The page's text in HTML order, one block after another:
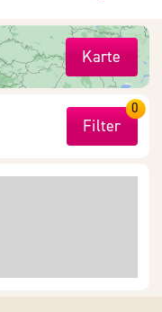
Karte
Filter
0